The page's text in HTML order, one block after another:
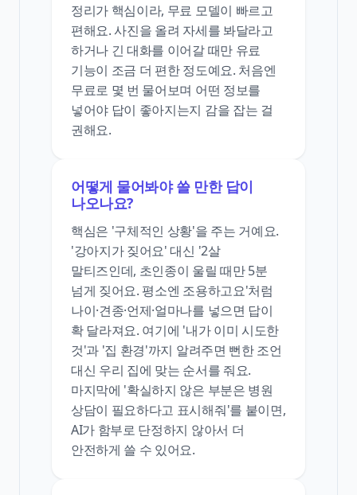
정리가 핵심이라, 무료 모델이 빠르고
편해요. 사진을 올려 자세를 봐달라고
하거나 긴 대화를 이어갈 때만 유료
기능이 조금 더 편한 정도예요. 처음엔
무료로 몇 번 물어보며 어떤 정보를
넣어야 답이 좋아지는지 감을 잡는 걸
권해요.
어떻게 물어봐야 쓸 만한 답이
나오나요?
핵심은 '구체적인 상황'을 주는 거예요.
'강아지가 짖어요' 대신 '2살
말티즈인데, 초인종이 울릴 때만 5분
넘게 짖어요. 평소엔 조용하고요'처럼
나이·견종·언제·얼마나를 넣으면 답이
확 달라져요. 여기에 '내가 이미 시도한
것'과 '집 환경'까지 알려주면 뻔한 조언
대신 우리 집에 맞는 순서를 줘요.
마지막에 '확실하지 않은 부분은 병원
상담이 필요하다고 표시해줘'를 붙이면,
AI가 함부로 단정하지 않아서 더
안전하게 쓸 수 있어요.